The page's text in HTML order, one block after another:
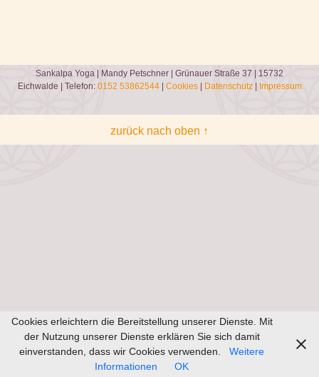
Sankalpa Yoga | Mandy Petschner | Grünauer Straße 37 | 15732
Eichwalde | Telefon: 0152 53862544| Cookies| Datenschutz| Impressum
zurück nach oben ↑
Cookies erleichtern die Bereitstellung unserer Dienste. Mit
der Nutzung unserer Dienste erklären Sie sich damit
einverstanden, dass wir Cookies verwenden.
Weitere
Informationen
OK